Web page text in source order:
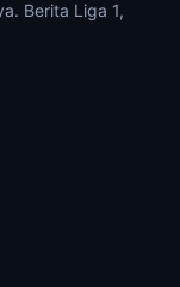
Berita Liga 1,